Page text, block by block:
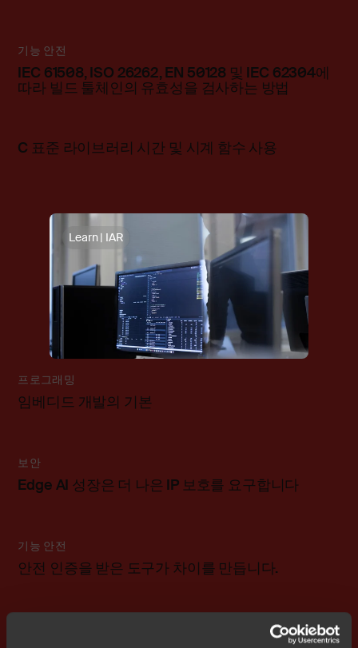
기능 안전
IEC 61508, ISO 26262, EN 50128 및 IEC 62304에
따라 빌드 툴체인의 유효성을 검사하는 방법
C 표준 라이브러리 시간 및 시계 함수 사용
Learn | IAR
프로그래밍
임베디드 개발의 기본
보안
Edge AI 성장은 더 나은 IP 보호를 요구합니다
기능 안전
안전 인증을 받은 도구가 차이를 만듭니다.